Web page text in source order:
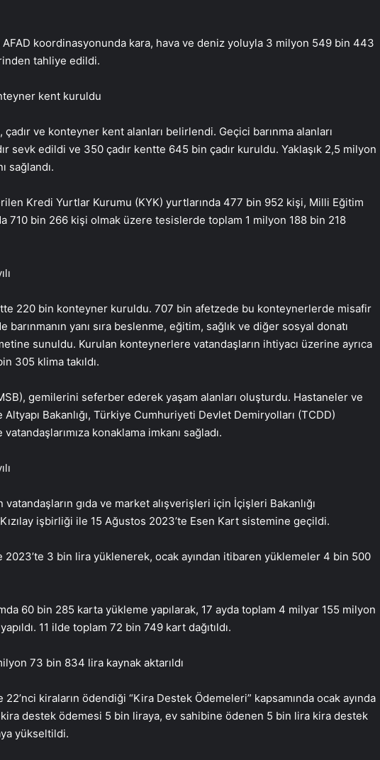
AFAD koordinasyonunda kara, hava ve deniz yoluyla 3 milyon 549 bin 443
tahliye edildi.
kent kuruldu
ve konteyner kent alanları belirlendi. Geçici barınma alanları
sevk edildi ve 350 çadır kentte 645 bin çadır kuruldu. Yaklaşık 2,5 milyon
sağlandı.
Kredi Yurtlar Kurumu (KYK) yurtlarında 477 bin 952 kişi, Milli Eğitim
710 bin 266 kişi olmak üzere tesislerde toplam 1 milyon 188 bin 218
220 bin konteyner kuruldu. 707 bin afetzede bu konteynerlerde misafir
yanı sıra beslenme, eğitim, sağlık ve diğer sosyal donatı
sunuldu. Kurulan konteynerlere vatandaşların ihtiyacı üzerine ayrıca
305 klima takıldı.
gemilerini seferber ederek yaşam alanları oluşturdu. Hastaneler ve
Altyapı Bakanlığı, Türkiye Cumhuriyeti Devlet Demiryolları (TCDD)
konaklama imkanı sağladı.
gıda ve market alışverişleri için İçişleri Bakanlığı
işbirliği ile 15 Ağustos 2023’te Esen Kart sistemine geçildi.
3 bin lira yüklenerek, ocak ayından itibaren yüklemeler 4 bin 500
60 bin 285 karta yükleme yapılarak, 17 ayda toplam 4 milyar 155 milyon
11 ilde toplam 72 bin 749 kart dağıtıldı.
73 bin 834 lira kaynak aktarıldı
22’nci kiraların ödendiği “Kira Destek Ödemeleri” kapsamında ocak ayında
destek ödemesi 5 bin liraya, ev sahibine ödenen 5 bin lira kira destek
yükseltildi.